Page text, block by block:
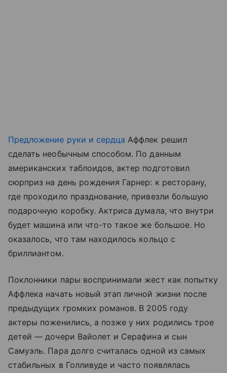
Предложение руки и сердца Аффлек решил
сделать необычным способом. По данным
американских таблоидов, актер подготовил
сюрприз на день рождения Гарнер: к ресторану,
где проходило празднование, привезли большую
подарочную коробку. Актриса думала, что внутри
будет машина или что-то такое же большое. Но
оказалось, что там находилось кольцо с
бриллиантом.
Поклонники пары воспринимали жест как попытку
Аффлека начать новый этап личной жизни после
предыдущих громких романов. В 2005 году
актеры поженились, а позже у них родились трое
детей — дочери Вайолет и Серафина и сын
Самуэль. Пара долго считалась одной из самых
стабильных в Голливуде и часто появлялась